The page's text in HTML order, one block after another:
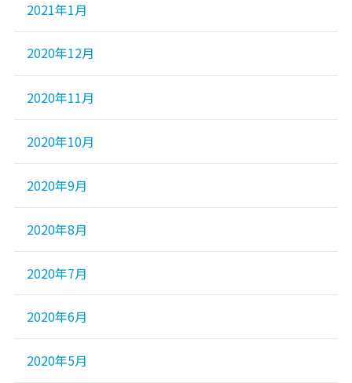
2021年1月
2020年12月
2020年11月
2020年10月
2020年9月
2020年8月
2020年7月
2020年6月
2020年5月